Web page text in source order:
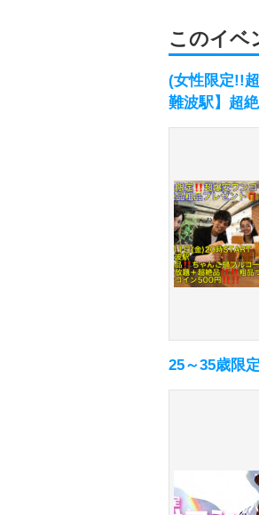
このイベ
(女性限定!!
難波駅】超
25～35歳限